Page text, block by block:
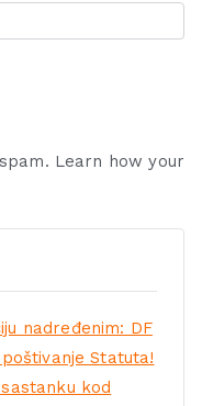
Learn how your
nadređenim: DF
Statuta!
kod